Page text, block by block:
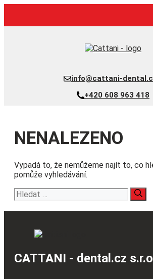
obsah
info@cattani-
+420 608 963 418
NENALEZENO
Vypadá to, že nemůžeme najít to, co
pomůže vyhledávání.
Hledat:
CATTANI - dental.cz